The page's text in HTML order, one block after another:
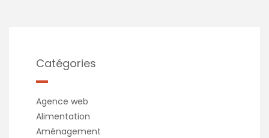
Catégories
Agence web
Alimentation
Aménagement